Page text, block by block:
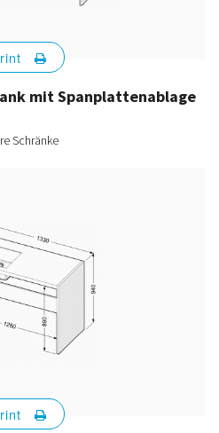
mit Spanplattenablage
Schränke